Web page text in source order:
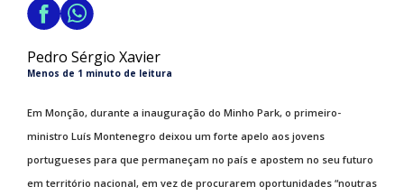
Pedro Sérgio Xavier
Menos de 1 minuto de leitura
Em Monção, durante a inauguração do Minho Park, o primeiro-
ministro Luís Montenegro deixou um forte apelo aos jovens
portugueses para que permaneçam no país e apostem no seu futuro
em território nacional, em vez de procurarem oportunidades “noutras